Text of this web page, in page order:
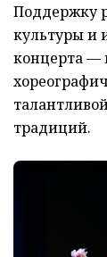
Поддержку
культуры и
концерта —
традиций.